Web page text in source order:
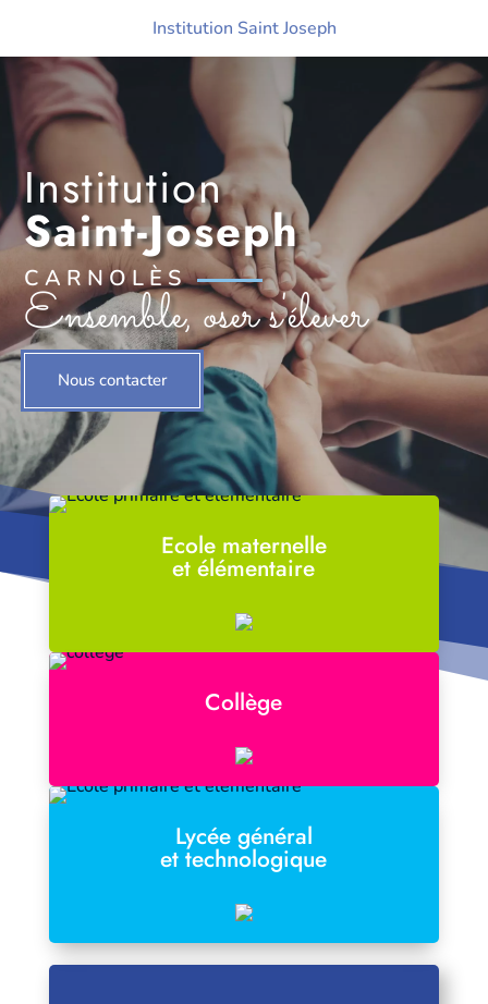
Institution
Saint-Joseph
CARNOLÈS
Ensemble, oser s'élever
Nous contacter
Ecole maternelle
et élémentaire
Collège
Lycée général
et technologique